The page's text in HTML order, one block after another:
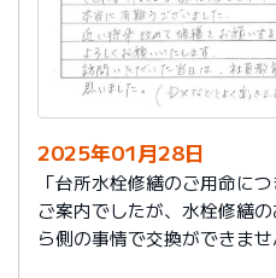
2025年01月28日
「台所水栓修繕のご用命に
ご案内でしたが、水栓修繕
ら側の事情で交換ができま